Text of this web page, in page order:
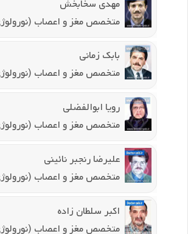
مهدی سخابخش
متخصص مغز و اعصاب
بابک زمانی
متخصص مغز و اعصاب
رویا ابوالفضلی
متخصص مغز و اعصاب
علیرضا رنجبر نائینی
متخصص مغز و اعصاب
اکبر سلطان زاده
متخصص مغز و اعصاب